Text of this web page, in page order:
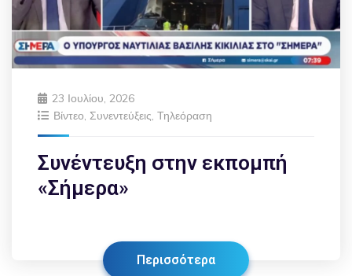
23 Ιουλίου, 2026
Βίντεο Συνεντεύξεις Τηλεόραση
Συνέντευξη στην εκπομπή
«Σήμερα»
Περισσότερα